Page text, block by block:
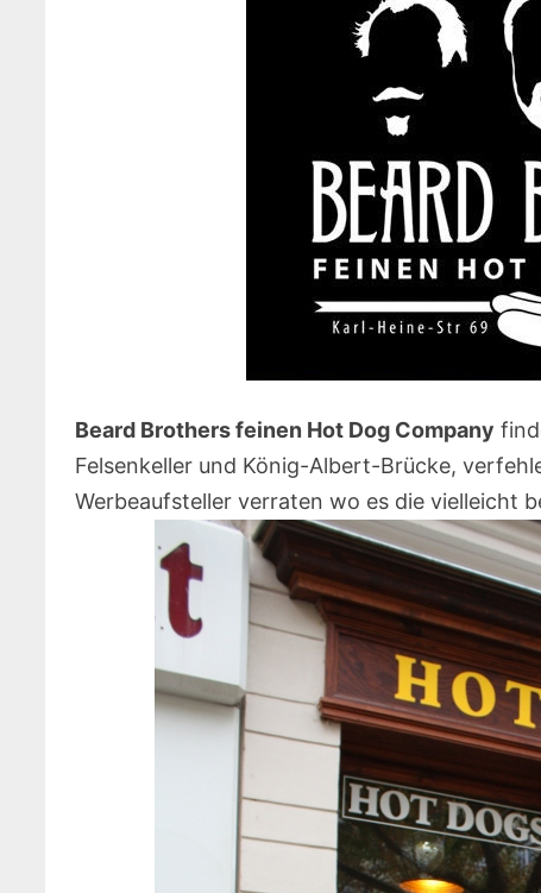
Beard Brothers feinen Hot Dog Company
Felsenkeller und König-Albert-Brücke,
Werbeaufsteller verraten wo es die vielleicht